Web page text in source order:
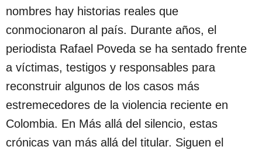
nombres hay historias reales que
conmocionaron al país. Durante años, el
periodista Rafael Poveda se ha sentado frente
a víctimas, testigos y responsables para
reconstruir algunos de los casos más
estremecedores de la violencia reciente en
Colombia. En Más allá del silencio, estas
crónicas van más allá del titular. Siguen el